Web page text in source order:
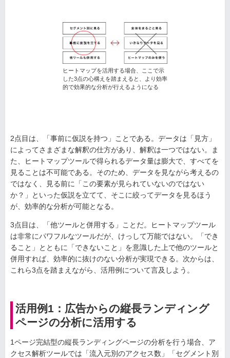
ヒートマップを活用する場合、ここで示
した3点の心構えを踏まえると、より効率
的で効果的な分析が行えるようになる
2点目は、「事前に仮説を持つ」ことである。データは「見方」
によってさまざまな解釈の仕方があり、解釈は一つではない。ま
た、ヒートマップツールで得られるデータ量は膨大で、すべてを
見ることは不可能である。そのため、データを見ながら考えるの
ではなく、見る前に「この要素が見られていないのではない
か？」といった仮説を立てて、そこに絞ってデータを見るほう
が、効率的な分析が可能となる。
3点目は、「他ツールと併用する」ことだ。ヒートマップツール
は非常にパワフルなツールだが、けっして万能ではない。「でき
ること」とともに「できないこと」を意識した上で他のツールと
併用すれば、効率的に抜けのない分析が実現できる。次からは、
これら3点を踏まえながら、活用例について言及しよう。
活用例1：広告からの縦長ランディング
ページの分析に活用する
1ページ完結型の縦長ランディングページの分析を行う場合、ア
クセス解析ツールでは「流入元別のアクセス数」「セグメント別